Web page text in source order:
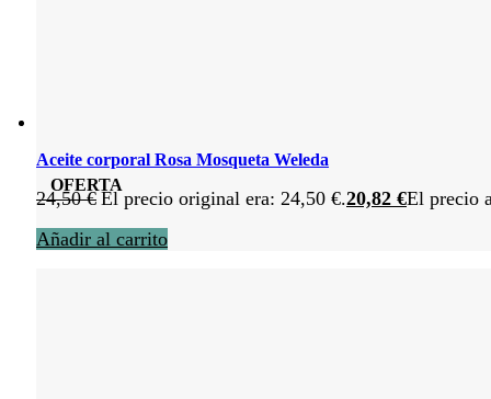
OFERTA
Aceite corporal Rosa Mosqueta Weleda
24,50€ El precio original era: 24,50 €.20,82 €El precio
Añadir al carrito